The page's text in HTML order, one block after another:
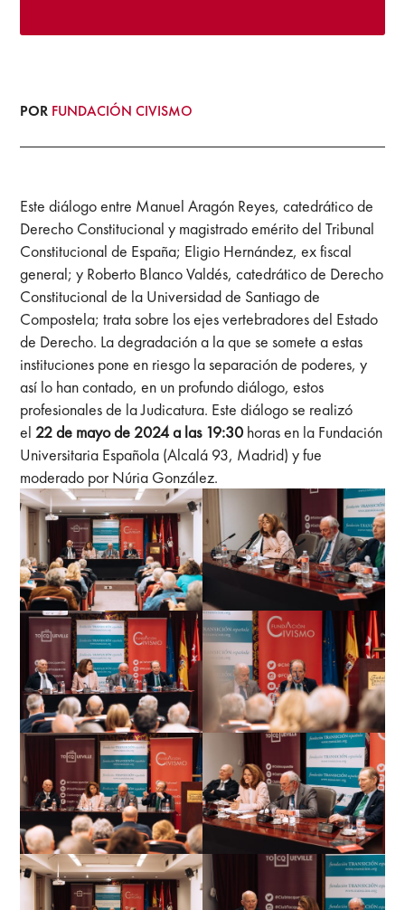
POR FUNDACIÓN CIVISMO
Este diálogo entre Manuel Aragón Reyes, catedrático de
Derecho Constitucional y magistrado emérito del Tribunal
Constitucional de España; Eligio Hernández, ex fiscal
general; y Roberto Blanco Valdés, catedrático de Derecho
Constitucional de la Universidad de Santiago de
Compostela; trata sobre los ejes vertebradores del Estado
de Derecho. La degradación a la que se somete a estas
instituciones pone en riesgo la separación de poderes, y
así lo han contado, en un profundo diálogo, estos
profesionales de la Judicatura. Este diálogo se realizó
el22 de mayo de 2024 a las 19:30 horas en la Fundación
Universitaria Española (Alcalá 93, Madrid) y fue
moderado por Núria González.